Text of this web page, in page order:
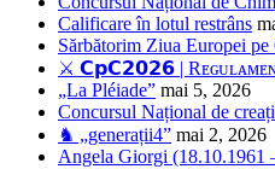
Calificare în lotul restrâns
Sărbătorim Ziua Europei
⚔️ 𝗖𝗽𝗖𝟮𝟬𝟮𝟲 |
„La Pléiade” mai 5, 2026
Concursul Național de
♞ „generații4” mai 2, 2026
Angela Giorgi (18.10.1961